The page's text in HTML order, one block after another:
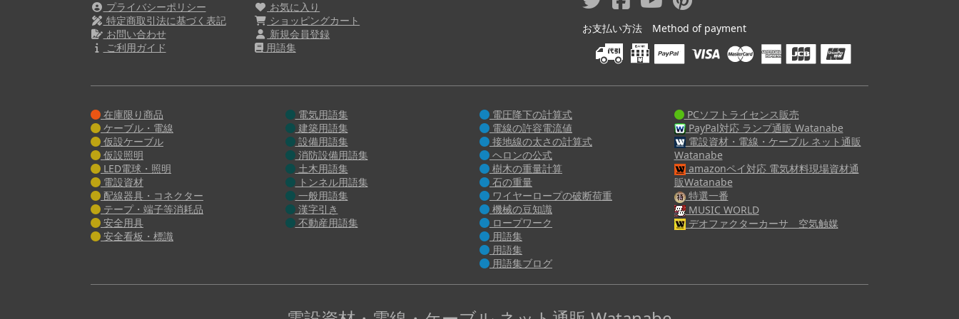
プライバシーポリシー
特定商取引法に基づく表記
お問い合わせ
ご利用ガイド
お気に入り
ショッピングカート
新規会員登録
用語集
お支払い方法 Method of payment
在庫限り商品
ケーブル・電線
仮設ケーブル
仮設照明
LED電球・照明
電設資材
配線器具・コネクター
テープ・端子等消耗品
安全用具
安全看板・標識
電気用語集
建築用語集
設備用語集
消防設備用語集
土木用語集
トンネル用語集
一般用語集
漢字引き
不動産用語集
電圧降下の計算式
電線の許容電流値
接地線の太さの計算式
ヘロンの公式
樹木の重量計算
石の重量
ワイヤーロープの破断荷重
機械の豆知識
ロープワーク
用語集
用語集
用語集ブログ
PCソフトライセンス販売
PayPal対応 ランプ通販 Watanabe
電設資材・電線・ケーブル ネット通販
Watanabe
amazonペイ対応 電気材料現場資材通
販Watanabe
特選一番
MUSIC WORLD
デオファクターカーサ 空気触媒